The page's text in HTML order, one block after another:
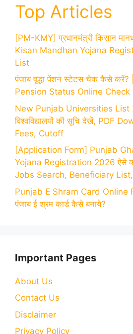
Top Articles
[PM-KMY] प्रधानमंत्री किसान
Kisan Mandhan Yojana
List
पंजाब वृद्धा पेंशन स्टेटस चेक कैसे
Pension Status Online Check
New Punjab Universities List
विश्वविद्यालयों की सूचि देखें, PDF
Fees, Cutoff
[Application Form] Punjab
Yojana Registration 2026 ऐसे
Jobs Search, Beneficiary List,
Punjab E Shram Card Online
पंजाब ई श्रम कार्ड कैसे बनाये?
Important Pages
About Us
Contact Us
Disclaimer
Privacy Policy